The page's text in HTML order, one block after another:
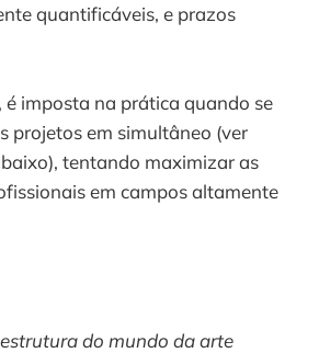
quantificáveis, e prazos
é imposta na prática quando se
projetos em simultâneo (ver
tentando maximizar as
em campos altamente
do mundo da arte